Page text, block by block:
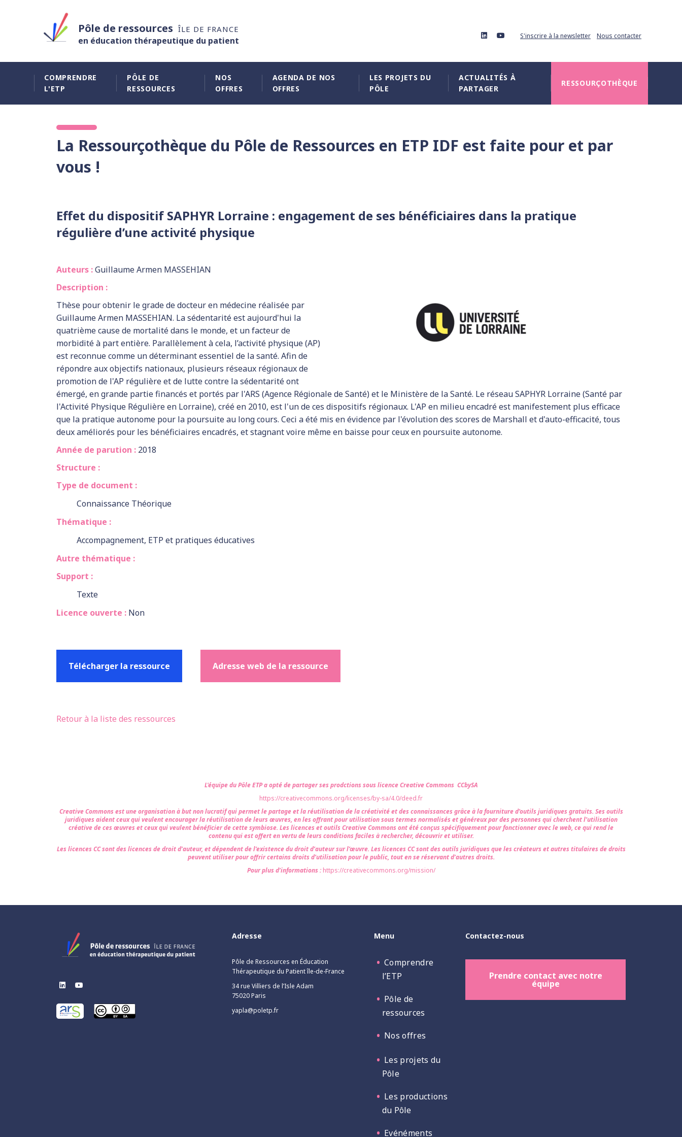
Pôle de ressources ÎLE DE FRANCE
en éducation thérapeutique du patient
linkedin youtubeS'inscrire à la newsletter Nous contacter
COMPRENDRE
L'ETP
PÔLE DE
RESSOURCES
NOS
OFFRES
AGENDA DE NOS
OFFRES
LES PROJETS DU
PÔLE
ACTUALITÉS À
PARTAGER
RESSOURÇOTHÈQUE
La Ressourçothèque du Pôle de Ressources en ETP IDF est faite pour et par
vous !
Effet du dispositif SAPHYR Lorraine : engagement de ses bénéficiaires dans la pratique
régulière d’une activité physique
Auteurs :Guillaume Armen MASSEHIAN
Description :
Thèse pour obtenir le grade de docteur en médecine réalisée par
Guillaume Armen MASSEHIAN. La sédentarité est aujourd'hui la
quatrième cause de mortalité dans le monde, et un facteur de
morbidité à part entière. Parallèlement à cela, l’activité physique (AP)
est reconnue comme un déterminant essentiel de la santé. Afin de
répondre aux objectifs nationaux, plusieurs réseaux régionaux de
promotion de l'AP régulière et de lutte contre la sédentarité ont
émergé, en grande partie financés et portés par l'ARS (Agence Régionale de Santé) et le Ministère de la Santé. Le réseau SAPHYR Lorraine (Santé par
l'Activité Physique Régulière en Lorraine), créé en 2010, est l'un de ces dispositifs régionaux. L'AP en milieu encadré est manifestement plus efficace
que la pratique autonome pour la poursuite au long cours. Ceci a été mis en évidence par l'évolution des scores de Marshall et d'auto-efficacité, tous
deux améliorés pour les bénéficiaires encadrés, et stagnant voire même en baisse pour ceux en poursuite autonome.
Année de parution : 2018
Structure :
Type de document :
Connaissance Théorique
Thématique :
Accompagnement, ETP et pratiques éducatives
Autre thématique :
Support :
Texte
Licence ouverte : Non
Télécharger la ressource Adresse web de la ressource
Retour à la liste des ressources
L'équipe du Pôle ETP a opté de partager ses prodctions sous licence Creative Commons CCbySA
https://creativecommons.org/licenses/by-sa/4.0/deed.fr
Creative Commons est une organisation à but non lucratif qui permet le partage et la réutilisation de la créativité et des connaissances grâce à la fourniture d’outils juridiques gratuits. Ses outils
juridiques aident ceux qui veulent encourager la réutilisation de leurs œuvres, en les offrant pour utilisation sous termes normalisés et généreux par des personnes qui cherchent l’utilisation
créative de ces œuvres et ceux qui veulent bénéficier de cette symbiose. Les licences et outils Creative Commons ont été conçus spécifiquement pour fonctionner avec le web, ce qui rend le
contenu qui est offert en vertu de leurs conditions faciles à rechercher, découvrir et utiliser.
Les licences CC sont des licences de droit d’auteur, et dépendent de l’existence du droit d’auteur sur l’œuvre. Les licences CC sont des outils juridiques que les créateurs et autres titulaires de droits
peuvent utiliser pour offrir certains droits d’utilisation pour le public, tout en se réservant d’autres droits.
Pour plus d’informations : https://creativecommons.org/mission/
linkedin
Adresse
Pôle de Ressources en Éducation
Thérapeutique du Patient île-de-France
34 rue Villiers de l’Isle Adam
75020 Paris
yapla@poletp.fr
Menu
Comprendre
l’ETP
Pôle de
ressources
Nos offres
Les projets du
Pôle
Les productions
du Pôle
Evénéments
Contactez-nous
Prendre contact avec notre
équipe